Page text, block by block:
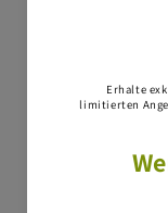
Für detaillierte
Tierarzt oder
Canin Mother &
Verfügbare